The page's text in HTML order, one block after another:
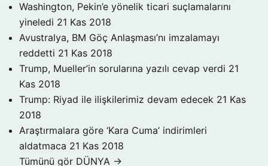
Washington, Pekin’e yönelik ticari suçlamalarını
yineledi 21 Kas 2018
Avustralya, BM Göç Anlaşması’nı imzalamayı
reddetti 21 Kas 2018
Trump, Mueller’in sorularına yazılı cevap verdi 21
Kas 2018
Trump: Riyad ile ilişkilerimiz devam edecek 21 Kas
2018
Araştırmalara göre ‘Kara Cuma’ indirimleri
aldatmaca 21 Kas 2018
Tümünü gör DÜNYA →